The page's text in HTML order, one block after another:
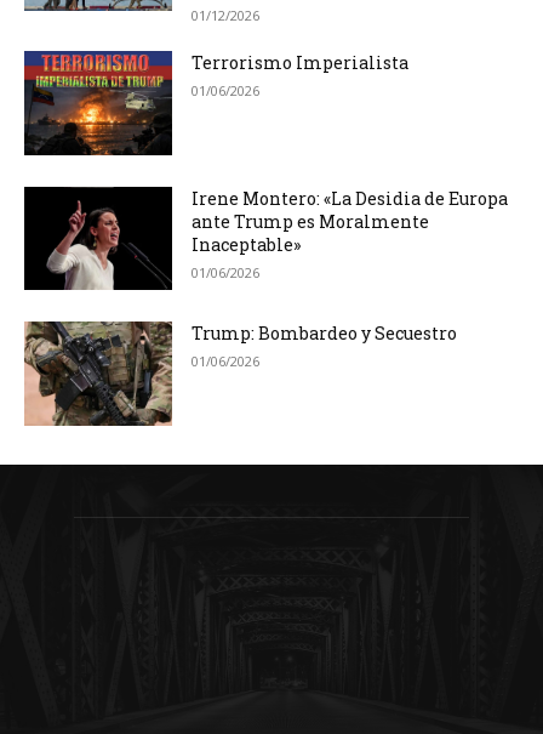
01/12/2026
Terrorismo Imperialista
01/06/2026
Irene Montero: «La Desidia de Europa
ante Trump es Moralmente
Inaceptable»
01/06/2026
Trump: Bombardeo y Secuestro
01/06/2026